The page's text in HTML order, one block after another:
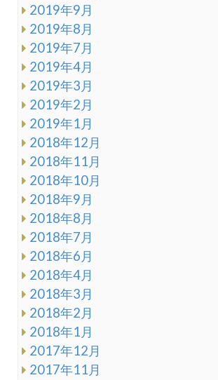
2019年9月
2019年8月
2019年7月
2019年4月
2019年3月
2019年2月
2019年1月
2018年12月
2018年11月
2018年10月
2018年9月
2018年8月
2018年7月
2018年6月
2018年4月
2018年3月
2018年2月
2018年1月
2017年12月
2017年11月